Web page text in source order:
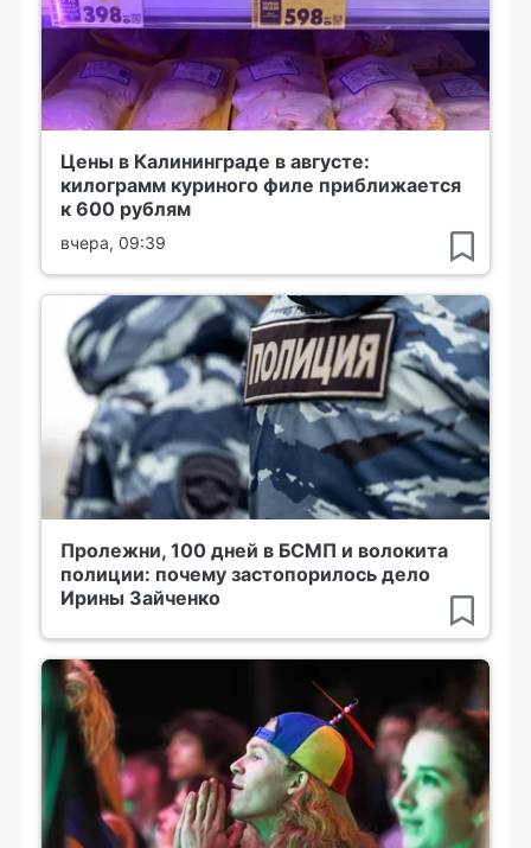
Цены в Калининграде в августе:
килограмм куриного филе приближается
к 600 рублям
вчера, 09:39
Пролежни, 100 дней в БСМП и волокита
полиции: почему застопорилось дело
Ирины Зайченко